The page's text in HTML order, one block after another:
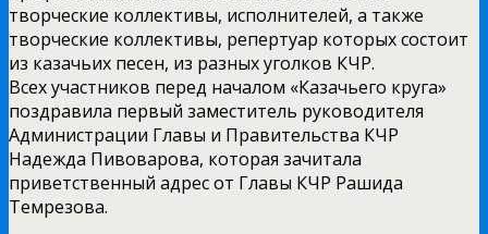
творческие коллективы, исполнителей, а также
творческие коллективы, репертуар которых состоит
из казачьих песен, из разных уголков КЧР.
Всех участников перед началом «Казачьего круга»
поздравила первый заместитель руководителя
Администрации Главы и Правительства КЧР
Надежда Пивоварова, которая зачитала
приветственный адрес от Главы КЧР Рашида
Темрезова.